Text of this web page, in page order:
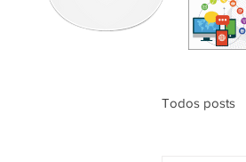
Todos posts